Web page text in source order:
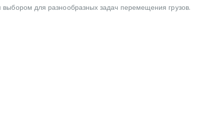
для разнообразных задач перемещения грузов.